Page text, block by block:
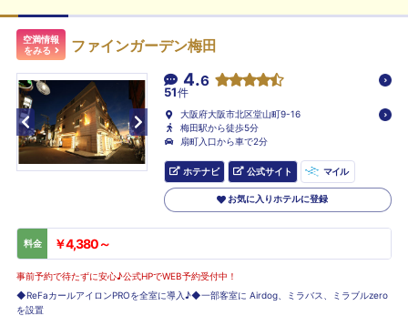
空満情報
をみる
ファインガーデン梅田
4.6
51件
大阪府大阪市北区堂山町9-16
梅田駅から徒歩5分
扇町入口から車で2分
ホテナビ 公式サイト マイル
お気に入りホテルに登録
料金 ￥4,380～
事前予約で待たずに安心♪公式HPでWEB予約受付中！
◆ReFaカールアイロンPROを全室に導入♪◆一部客室に Airdog、ミラバス、ミラブルzero
を設置